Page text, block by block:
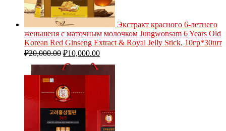
Экстракт красного 6-летнего
женьшеня с маточным молочком Jungwonsam 6 Years Old
Korean Red Ginseng Extract & Royal Jelly Stick, 10гр*30шт
₽20,000.00 ₽10,000.00